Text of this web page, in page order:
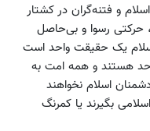
و فتنه‌گران در کشتار
رسوا و بی‌حاصل
یک حقیقت واحد است
هستند و همه امت به
اسلام نخواهند
بگیرند یا کمرنگ